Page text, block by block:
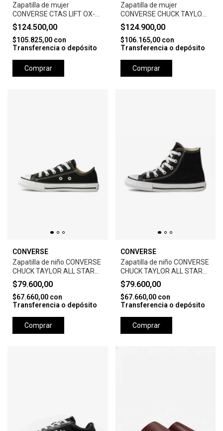
Zapatilla de mujer
CONVERSE CTAS LIFT OX-
BLACK
$124.500,00
$105.825,00 con
Transferencia o depósito
Comprar
Zapatilla de mujer
CONVERSE CHUCK TAYLOR
STAR LIFT HI-WHITE
$124.900,00
$106.165,00 con
Transferencia o depósito
Comprar
CONVERSE
Zapatilla de niño CONVERSE
CHUCK TAYLOR ALL STAR
CORE-BLACK
$79.600,00
$67.660,00 con
Transferencia o depósito
Comprar
CONVERSE
Zapatilla de niño CONVERSE
CHUCK TAYLOR ALL STAR
CORE HI -BLACK/WHITE
$79.600,00
$67.660,00 con
Transferencia o depósito
Comprar